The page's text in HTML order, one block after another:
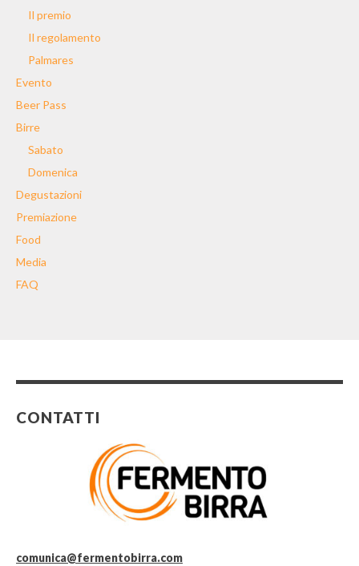
Il premio
Il regolamento
Palmares
Evento
Beer Pass
Birre
Sabato
Domenica
Degustazioni
Premiazione
Food
Media
FAQ
CONTATTI
comunica@fermentobirra.com